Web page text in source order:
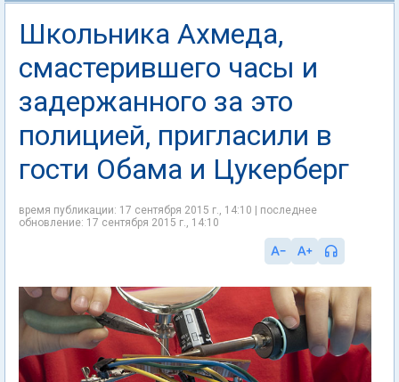
Школьника Ахмеда,
смастерившего часы и
задержанного за это
полицией, пригласили в
гости Обама и Цукерберг
время публикации: 17 сентября 2015 г., 14:10 | последнее
обновление: 17 сентября 2015 г., 14:10